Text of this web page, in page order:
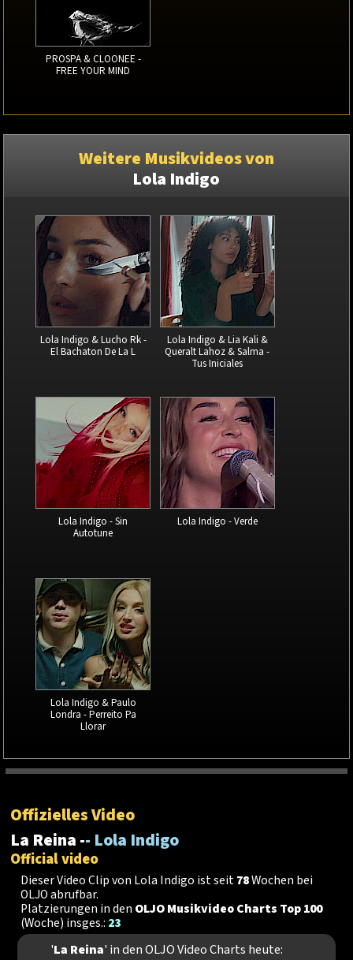
PROSPA & CLOONEE -
FREE YOUR MIND
Weitere Musikvideos von
Lola Indigo
Lola Indigo & Lucho Rk -
El Bachaton De La L
Lola Indigo & Lia Kali &
Queralt Lahoz & Salma -
Tus Iniciales
Lola Indigo - Sin
Autotune
Lola Indigo - Verde
Lola Indigo & Paulo
Londra - Perreito Pa
Llorar
Offizielles Video
La Reina -- Lola Indigo
Official video
Dieser Video Clip von Lola Indigo ist seit78Wochen bei
OLJO abrufbar.
Platzierungen in den OLJO Musikvideo Charts Top 100
(Woche) insges.: 23
'La Reina' in den OLJO Video Charts heute: